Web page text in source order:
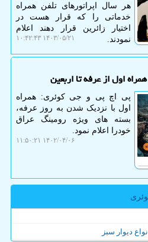
هر سال اپراتورهای تلفن همراه
خدماتی را که قرار هست در
اختیار زائرین قرار دهند اعلام
نمودند.
۱۴۰۳/۰۵/۲۱ ۱۰:۴۲:۴۳
اول از عرفه تا اربعین
پی اچ پی و جی کوئری: همراه
اول با نزدیک شدن به روز عرفه،
بسته های ویژه رومینگ عراق
خودرا اعلام نمود.
۱۴۰۲/۰۴/۰۶ ۱۱:۵۰:۲۱
دیوار سبز